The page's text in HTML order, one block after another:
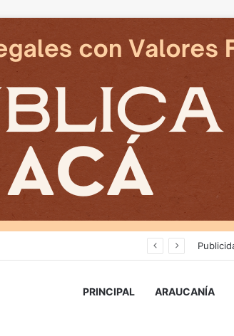
PRINCIPAL ARAUCANÍA